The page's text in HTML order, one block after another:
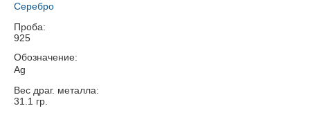
Серебро
Проба:
925
Обозначение:
Ag
Вес драг. металла:
31.1 гр.